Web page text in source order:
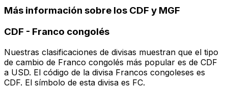
Más información sobre los CDF y MGF
CDF - Franco congolés
Nuestras clasificaciones de divisas muestran que el tipo
de cambio de Franco congolés más popular es de CDF
a USD. El código de la divisa Francos congoleses es
CDF. El símbolo de esta divisa es FC.